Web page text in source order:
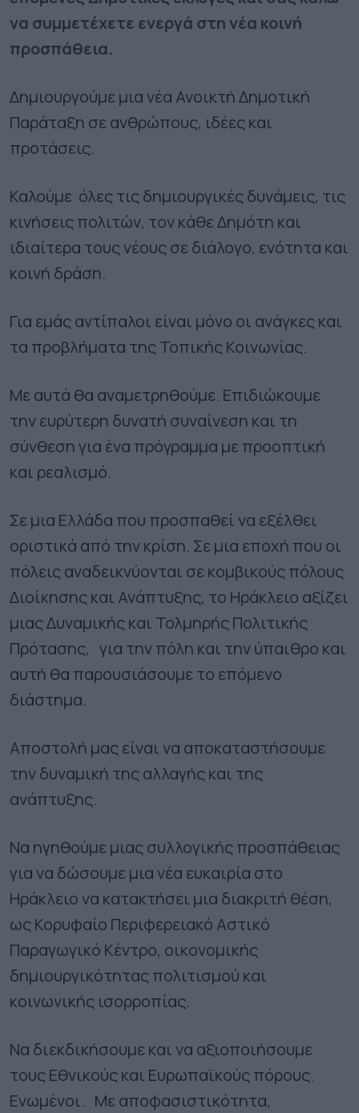
να συμμετέχετε ενεργά στη νέα κοινή
προσπάθεια.
Δημιουργούμε μια νέα Ανοικτή Δημοτική
Παράταξη σε ανθρώπους, ιδέες και
προτάσεις.
Καλούμε όλες τις δημιουργικές δυνάμεις, τις
κινήσεις πολιτών, τον κάθε Δημότη και
ιδιαίτερα τους νέους σε διάλογο, ενότητα και
κοινή δράση.
Για εμάς αντίπαλοι είναι μόνο οι ανάγκες και
τα προβλήματα της Τοπικής Κοινωνίας.
Με αυτά θα αναμετρηθούμε. Επιδιώκουμε
την ευρύτερη δυνατή συναίνεση και τη
σύνθεση για ένα πρόγραμμα με προοπτική
και ρεαλισμό.
Σε μια Ελλάδα που προσπαθεί να εξέλθει
οριστικά από την κρίση. Σε μια εποχή που οι
πόλεις αναδεικνύονται σε κομβικούς πόλους
Διοίκησης και Ανάπτυξης, το Ηράκλειο αξίζει
μιας Δυναμικής και Τολμηρής Πολιτικής
Πρότασης, για την πόλη και την ύπαιθρο και
αυτή θα παρουσιάσουμε το επόμενο
διάστημα.
Αποστολή μας είναι να αποκαταστήσουμε
την δυναμική της αλλαγής και της
ανάπτυξης.
Να ηγηθούμε μιας συλλογικής προσπάθειας
για να δώσουμε μια νέα ευκαιρία στο
Ηράκλειο να κατακτήσει μια διακριτή θέση,
ως Κορυφαίο Περιφερειακό Αστικό
Παραγωγικό Κέντρο, οικονομικής
δημιουργικότητας πολιτισμού και
κοινωνικής ισορροπίας.
Να διεκδικήσουμε και να αξιοποιήσουμε
τους Εθνικούς και Ευρωπαϊκούς πόρους.
Ενωμένοι. Με αποφασιστικότητα,